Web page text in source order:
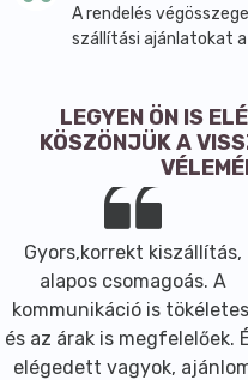
A rendelés
szállítási ajánlatokat
LEGYEN ÖN IS
KÖSZÖNJÜK A
Gyors,korrekt kiszállítás,
alapos csomagoás. A
kommunikáció is
és az árak is megfelelőek.
elégedett vagyok,